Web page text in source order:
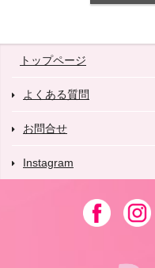
トップページ
よくある質問
お問合せ
Instagram